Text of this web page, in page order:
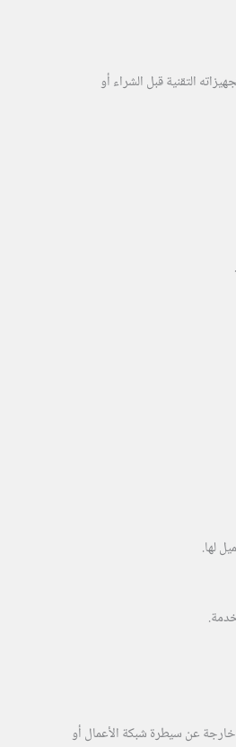
التقنية قبل الشراء أو
لها.
خارجة عن سيطرة شبكة الأعمال أو